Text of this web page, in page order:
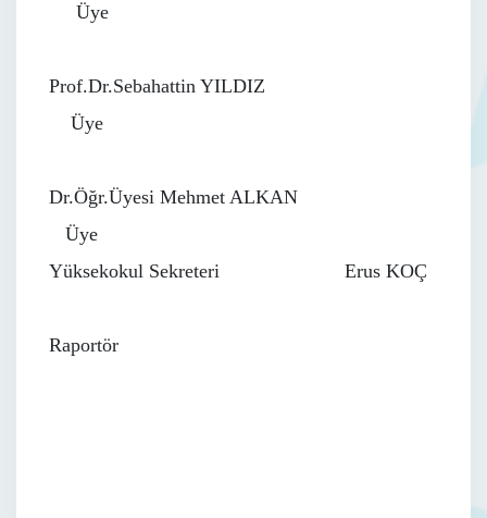
Üye
Prof.Dr.Sebahattin YILDIZ
Üye
Dr.Öğr.Üyesi Mehmet ALKAN
Üye
Yüksekokul Sekreteri Erus KOÇ
Raportör